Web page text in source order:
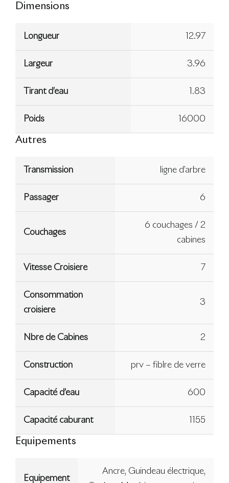
Dimensions
Longueur 12.97
Largeur 3.96
Tirant d’eau 1.83
Poids 16000
Autres
Transmission ligne d’arbre
Passager 6
Couchages
6 couchages / 2
cabines
Vitesse Croisiere 7
Consommation
croisiere
3
Nbre de Cabines 2
Construction prv – fiblre de verre
Capacité d’eau 600
Capacité caburant 1155
Equipements
Equipement
Ancre, Guindeau électrique,